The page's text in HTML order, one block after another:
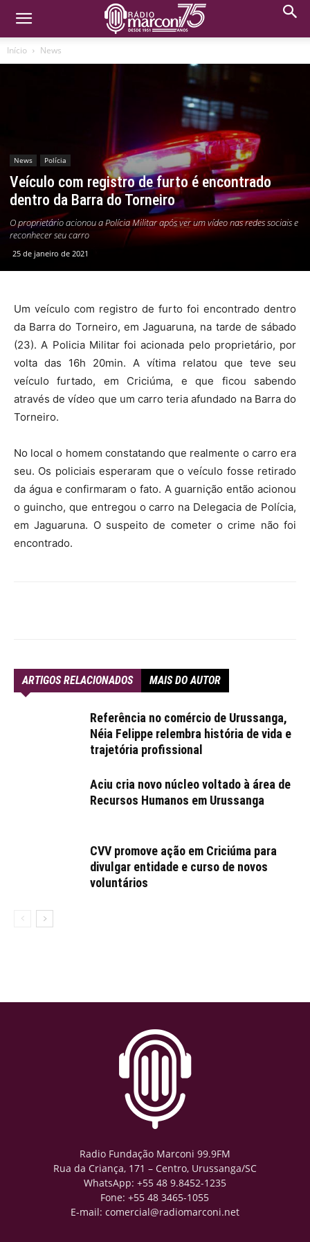
Início News
News Polícia
Veículo com registro de furto é encontrado
dentro da Barra do Torneiro
O proprietário acionou a Polícia Militar após ver um vídeo nas redes sociais e
reconhecer seu carro
25 de janeiro de 2021
Um veículo com registro de furto foi encontrado dentro
da Barra do Torneiro, em Jaguaruna, na tarde de sábado
(23). A Policia Militar foi acionada pelo proprietário, por
volta das 16h 20min. A vítima relatou que teve seu
veículo furtado, em Criciúma, e que ficou sabendo
através de vídeo que um carro teria afundado na Barra do
Torneiro.
No local o homem constatando que realmente o carro era
seu. Os policiais esperaram que o veículo fosse retirado
da água e confirmaram o fato. A guarnição então acionou
o guincho, que entregou o carro na Delegacia de Polícia,
em Jaguaruna. O suspeito de cometer o crime não foi
encontrado.
ARTIGOS RELACIONADOS MAIS DO AUTOR
Referência no comércio de Urussanga,
Néia Felippe relembra história de vida e
trajetória profissional
Aciu cria novo núcleo voltado à área de
Recursos Humanos em Urussanga
CVV promove ação em Criciúma para
divulgar entidade e curso de novos
voluntários
Radio Fundação Marconi 99.9FM
Rua da Criança, 171 – Centro, Urussanga/SC
WhatsApp: +55 48 9.8452-1235
Fone: +55 48 3465-1055
E-mail: comercial@radiomarconi.net